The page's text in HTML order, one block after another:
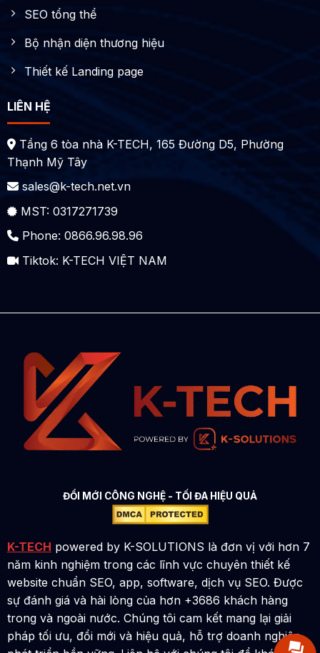
SEO tổng thể
Bộ nhận diện thương hiệu
Thiết kế Landing page
LIÊN HỆ
Tầng 6 tòa nhà K-TECH, 165 Đường D5, Phường
Thạnh Mỹ Tây
sales@k-tech.net.vn
MST: 0317271739
Phone: 0866.96.98.96
Tiktok: K-TECH VIỆT NAM
ĐỔI MỚI CÔNG NGHỆ - TỐI ĐA HIỆU QUẢ
K-TECH powered by K-SOLUTIONS là đơn vị với hơn 7
năm kinh nghiệm trong các lĩnh vực chuyên thiết kế
website chuẩn SEO, app, software, dịch vụ SEO. Được
sự đánh giá và hài lòng của hơn +3686 khách hàng
trong và ngoài nước. Chúng tôi cam kết mang lại giải
pháp tối ưu, đổi mới và hiệu quả, hỗ trợ doanh nghiệp